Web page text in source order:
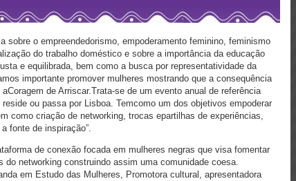
sobre o empreendedorismo, empoderamento feminino, feminismo
do trabalho doméstico e sobre a importância da educação
e equilibrada, bem como a busca por representatividade da
importante promover mulheres mostrando que a consequência
de Arriscar.Trata-se de um evento anual de referência
ou passa por Lisboa. Temcomo um dos objetivos empoderar
como criação de networking, trocas epartilhas de experiências,
fonte de inspiração”.
de conexão focada em mulheres negras que visa fomentar
do networking construindo assim uma comunidade coesa.
em Estudo das Mulheres, Promotora cultural, apresentadora